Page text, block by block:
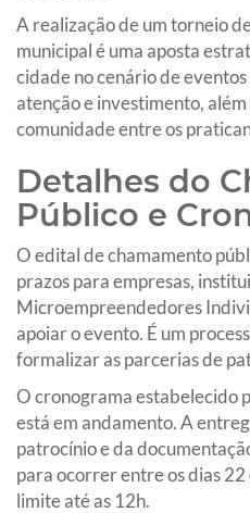
A realização de um torneio
municipal é uma aposta
cidade no cenário de
atenção e investimento,
comunidade entre os
Detalhes do
Público e
O edital de chamamento
prazos para empresas,
Microempreendedores
apoiar o evento. É um
formalizar as parcerias de
O cronograma estabelecido
está em andamento. A
patrocínio e da
para ocorrer entre os dias
limite até as 12h.